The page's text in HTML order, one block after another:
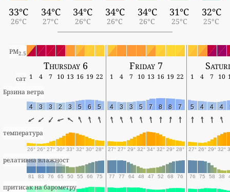
33°C
26°C
34°C
27°C
34°C
26°C
34°C
26°C
34°C
26°C
31°C
25°C
32°C
25°C
PM2.5
Thursday 6 Friday 7
сат 1 4 7 10 13 16 19 22 1 4 7 10 13 16 19 22 1 4 7 10
Брзина ветра
4 3 3 2 3 5 6 5 4 3 3 5 7 8 8 7 5 4 4 4
температура
26° 26° 27° 30° 33° 32° 30° 28° 27° 27° 29° 32° 34° 32° 29° 28° 27° 26° 29° 32°
релативна влажност
81 83 76 65 50 55 66 75 77 77 64 48 47 52 68 76 76 75 58 38
притисак на барометру